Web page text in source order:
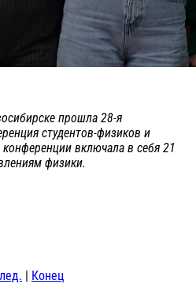
прошла 28-я
студентов-физиков и
включала в себя 21
физики.
| Конец